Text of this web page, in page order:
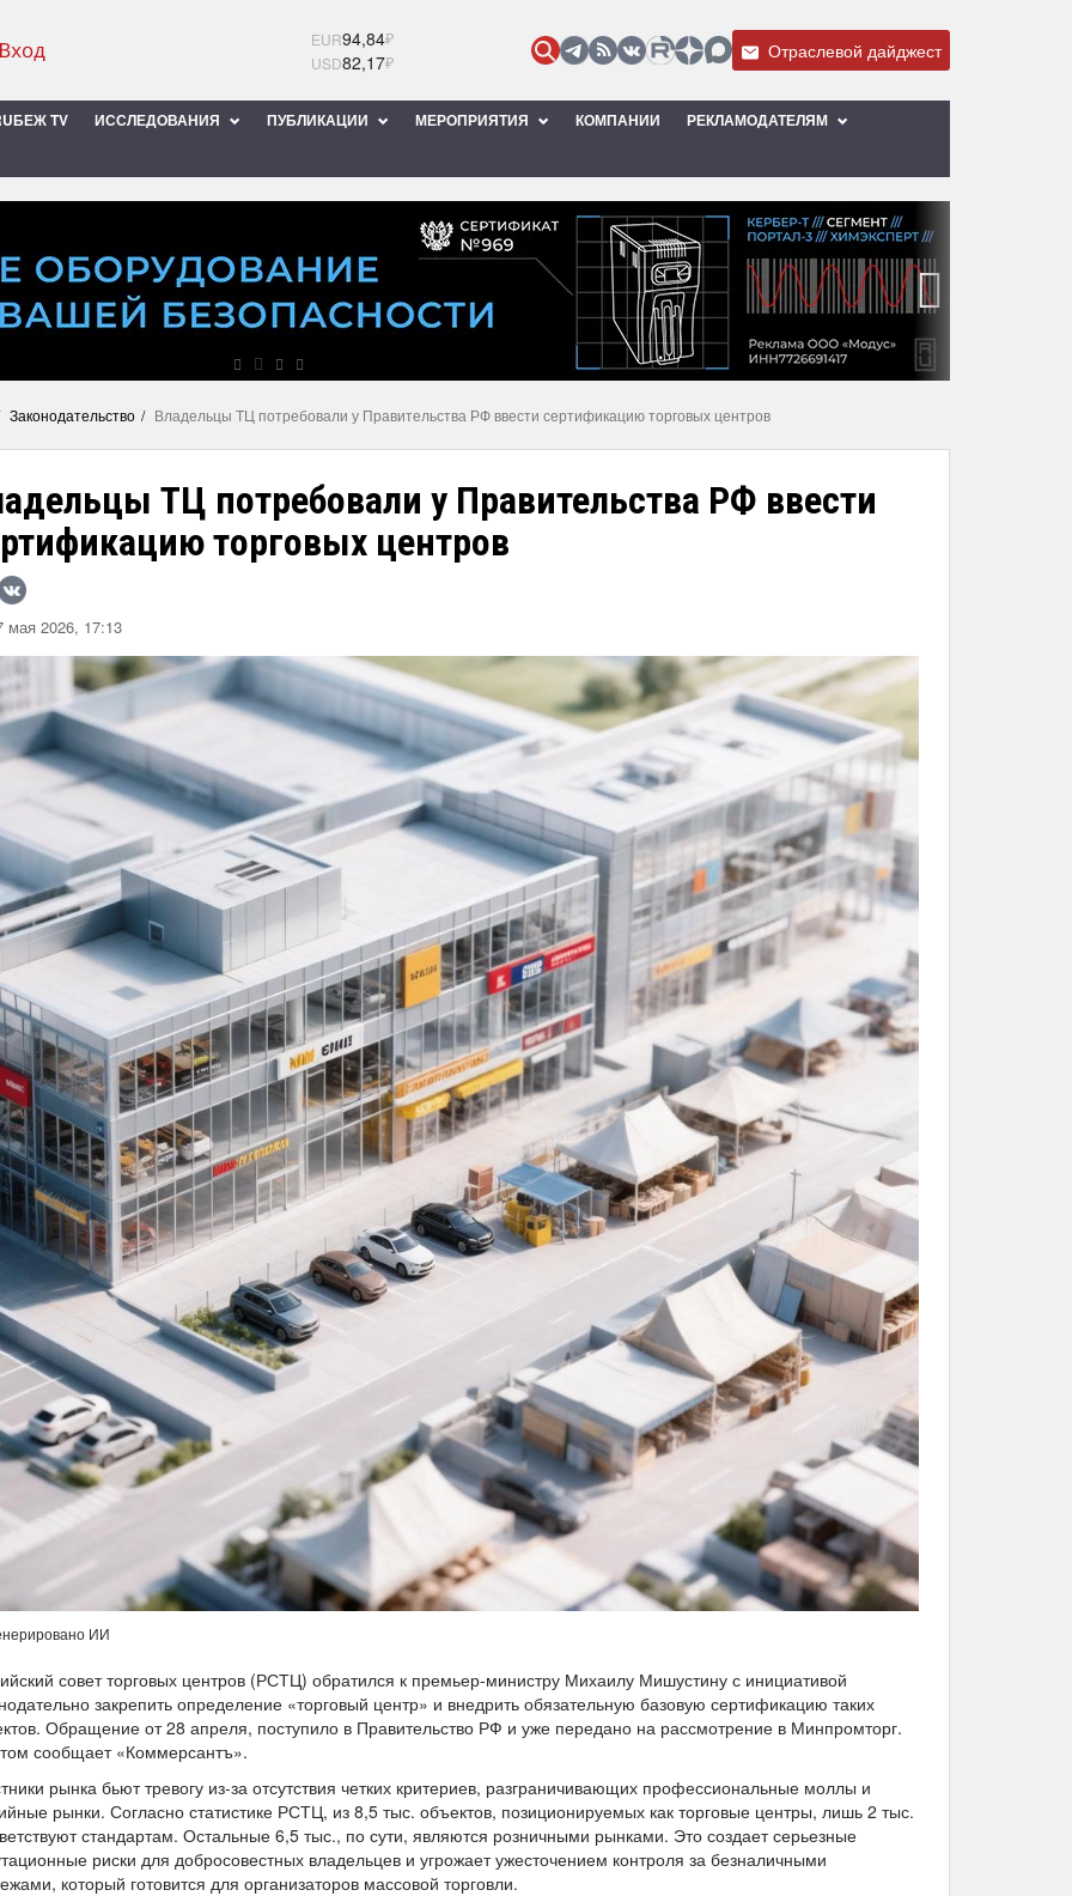
EUR94,84₽
USD82,17₽ Отраслевой дайджест
TV ИССЛЕДОВАНИЯ ПУБЛИКАЦИИ МЕРОПРИЯТИЯ КОМПАНИИ РЕКЛАМОДАТЕЛЯМ
Законодательство Владельцы ТЦ потребовали у Правительства РФ ввести сертификацию торговых центров
ТЦ потребовали у Правительства РФ ввести
торговых центров
мая 2026, 17:13
ИИ
совет торговых центров (РСТЦ) обратился к премьер-министру Михаилу Мишустину с инициативой
закрепить определение «торговый центр» и внедрить обязательную базовую сертификацию таких
Обращение от 28 апреля, поступило в Правительство РФ и уже передано на рассмотрение в Минпромторг.
сообщает «Коммерсантъ».
рынка бьют тревогу из-за отсутствия четких критериев, разграничивающих профессиональные моллы и
рынки. Согласно статистике РСТЦ, из 8,5 тыс. объектов, позиционируемых как торговые центры, лишь 2 тыс.
стандартам. Остальные 6,5 тыс., по сути, являются розничными рынками. Это создает серьезные
риски для добросовестных владельцев и угрожает ужесточением контроля за безналичными
который готовится для организаторов массовой торговли.